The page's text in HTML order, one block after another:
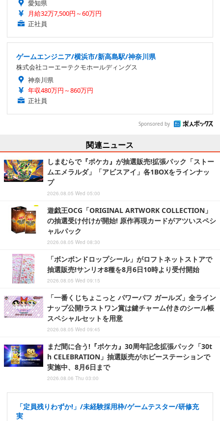
愛知県
月給32万7,500円～60万円
正社員
ゲームエンジニア/横浜市/新高島駅/神奈川県
株式会社コーエーテクモホールディングス
神奈川県
年収480万円～860万円
正社員
Sponsored by
関連ニュース
しまむらで『ポケカ』が抽選販売!拡張パック「ストー
ムエメラルダ」「アビスアイ」各1BOXをラインナッ
プ
2026.08.05 Wed 05:00
遊戯王OCG「ORIGINAL ARTWORK COLLECTION」
の抽選受け付けが開始! 原作再現カードがアツいスペシ
ャルパック
2026.08.05 Wed 08:30
「ボンボンドロップシール」がロフトネットストアで
抽選販売!サンリオ8種を8月6日10時より受付開始
2026.08.05 Wed 09:15
「一番くじちょこっと パワーパフ ガールズ」全ライン
ナップ公開!ラストワン賞は鍵チャーム付きのシール帳
スペシャルセットを用意
2026.08.05 Wed 09:45
まだ間に合う!『ポケカ』30周年記念拡張パック「30t
h CELEBRATION」抽選販売がホビーステーションで
実施中、8月6日まで
2026.08.06 Thu 03:00
「定員残りわずか!」/未経験採用枠/ゲームテスター/研修充
実